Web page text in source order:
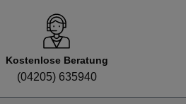
Kostenlose Beratung
(04205) 635940